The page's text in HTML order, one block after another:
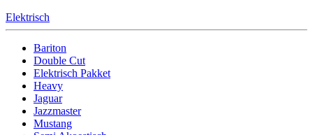
Elektrisch
Bariton
Double Cut
Elektrisch Pakket
Heavy
Jaguar
Jazzmaster
Mustang